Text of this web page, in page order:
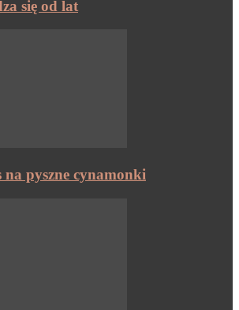
się od lat
na pyszne cynamonki